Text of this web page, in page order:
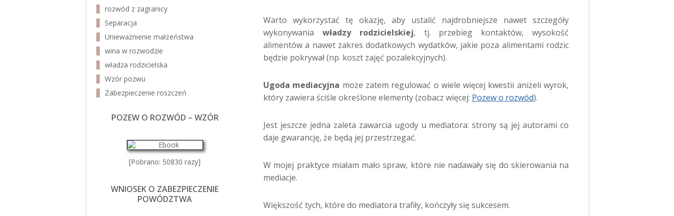
Warto wykorzystać tę okazję, aby ustalić najdrobniejsze nawet szczegóły
wykonywania władzy rodzicielskiej, tj. przebieg kontaktów, wysokość
alimentów a nawet zakres dodatkowych wydatków, jakie poza alimentami rodzic
będzie pokrywał (np. koszt zajęć pozalekcyjnych).
Ugoda mediacyjna może zatem regulować o wiele więcej kwestii aniżeli wyrok,
który zawiera ściśle określone elementy (zobacz więcej: Pozew o rozwód).
Jest jeszcze jedna zaleta zawarcia ugody u mediatora: strony są jej autorami co
daje gwarancję, że będą jej przestrzegać.
W mojej praktyce miałam mało spraw, które nie nadawały się do skierowania na
mediacje.
Większość tych, które do mediatora trafiły, kończyły się sukcesem.
rozwód z zagranicy
Separacja
Unieważnienie małżeństwa
wina w rozwodzie
władza rodzicielska
Wzór pozwu
Zabezpieczenie roszczeń
POZEW O ROZWÓD – WZÓR
[Pobrano: 50830 razy]
WNIOSEK O ZABEZPIECZENIE
POWÓDZTWA